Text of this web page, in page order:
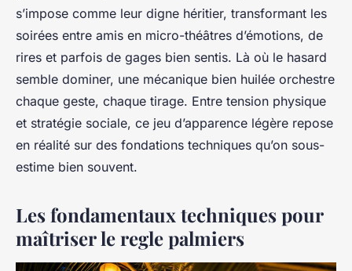
s’impose comme leur digne héritier, transformant les
soirées entre amis en micro-théâtres d’émotions, de
rires et parfois de gages bien sentis. Là où le hasard
semble dominer, une mécanique bien huilée orchestre
chaque geste, chaque tirage. Entre tension physique
et stratégie sociale, ce jeu d’apparence légère repose
en réalité sur des fondations techniques qu’on sous-
estime bien souvent.
Les fondamentaux techniques pour
maîtriser le regle palmiers